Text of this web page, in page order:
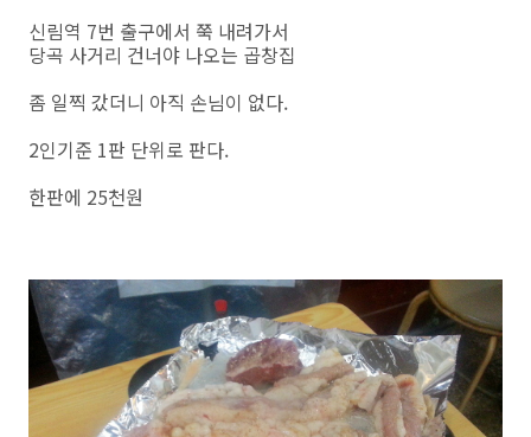
신림역 7번 출구에서 쭉 내려가서
당곡 사거리 건너야 나오는 곱창집
좀 일찍 갔더니 아직 손님이 없다.
2인기준 1판 단위로 판다.
한판에 25천원